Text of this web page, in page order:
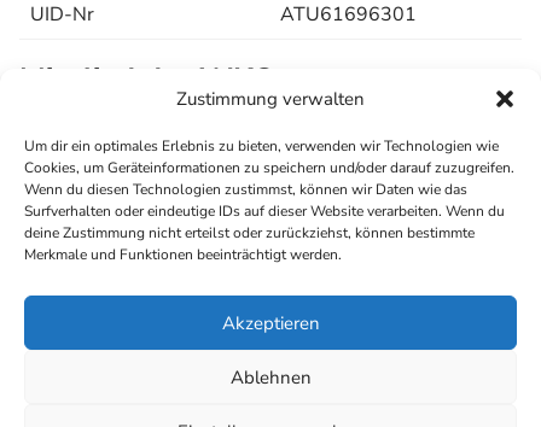
Zustimmung verwalten
Um dir ein optimales Erlebnis zu bieten, verwenden wir Technologien wie
Cookies, um Geräteinformationen zu speichern und/oder darauf zuzugreifen.
Wenn du diesen Technologien zustimmst, können wir Daten wie das
Surfverhalten oder eindeutige IDs auf dieser Website verarbeiten. Wenn du
deine Zustimmung nicht erteilst oder zurückziehst, können bestimmte
Merkmale und Funktionen beeinträchtigt werden.
Akzeptieren
Ablehnen
UID-Nr
ATU61696301
Mitglied der WKO
Stern & Hafferl
Verkehrsgesellschaft
m.b.H.
WKO-Eintrag
Lokalbahn Lambach –
Vorchdorf-Egg. AG
WKO-Eintrag
Copyright © 2026 Stern & Hafferl Verkehrsgesellschaft
m.b.H.